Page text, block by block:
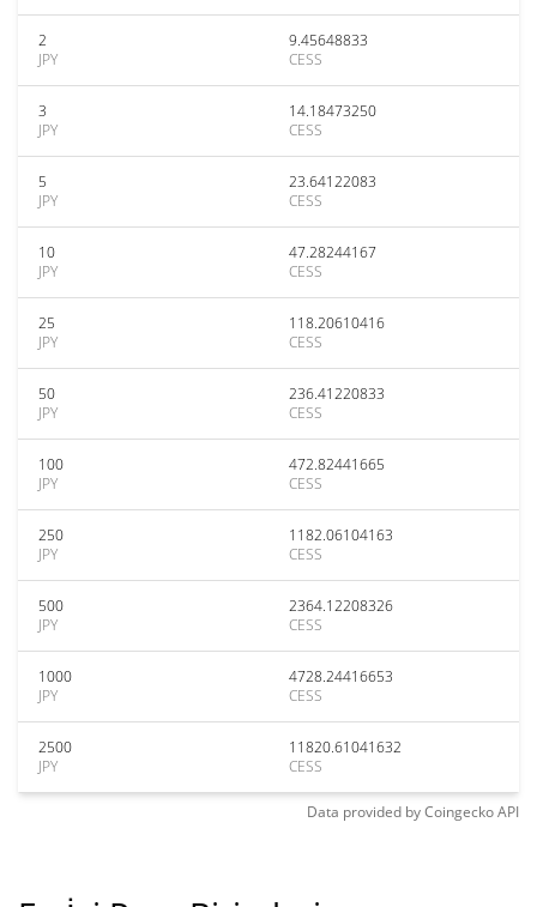
2
JPY
9.45648833
CESS
3
JPY
14.18473250
CESS
5
JPY
23.64122083
CESS
10
JPY
47.28244167
CESS
25
JPY
118.20610416
CESS
50
JPY
236.41220833
CESS
100
JPY
472.82441665
CESS
250
JPY
1182.06104163
CESS
500
JPY
2364.12208326
CESS
1000
JPY
4728.24416653
CESS
2500
JPY
11820.61041632
CESS
Data provided byCoingeckoAPI